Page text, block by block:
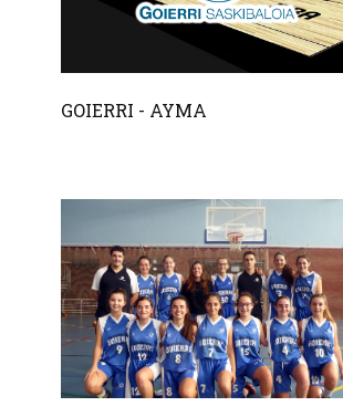
GOIERRI - AYMA